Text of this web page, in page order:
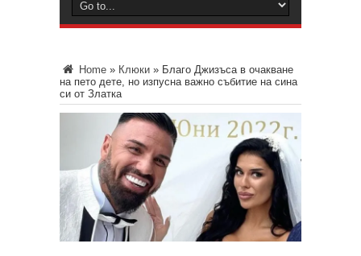
Home » Клюки » Благо Джизъса в очакване
на пето дете, но изпусна важно събитие на сина
си от Златка